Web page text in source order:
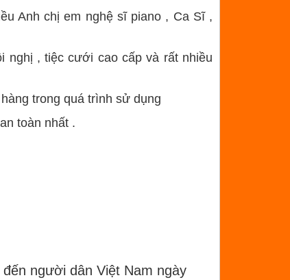
Anh chị em nghệ sĩ piano , Ca Sĩ ,
nghị , tiệc cưới cao cấp và rất nhiều
trong quá trình sử dụng
toàn nhất .
người dân Việt Nam ngày